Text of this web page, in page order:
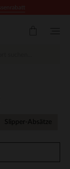
Slipper-Absätze